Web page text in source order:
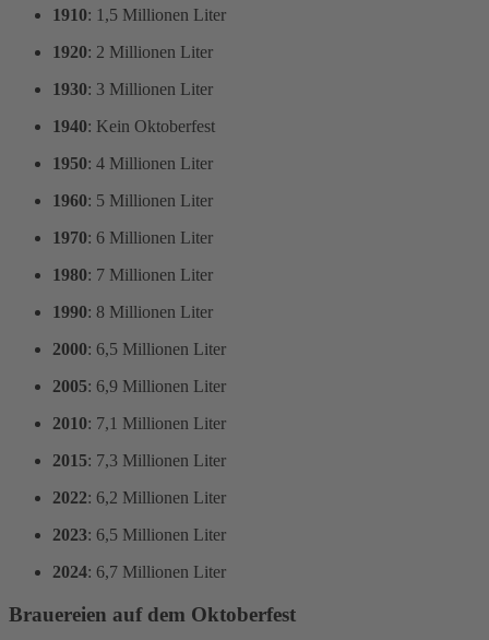
1910: 1,5 Millionen Liter
1920: 2 Millionen Liter
1930: 3 Millionen Liter
1940: Kein Oktoberfest
1950: 4 Millionen Liter
1960: 5 Millionen Liter
1970: 6 Millionen Liter
1980: 7 Millionen Liter
1990: 8 Millionen Liter
2000: 6,5 Millionen Liter
2005: 6,9 Millionen Liter
2010: 7,1 Millionen Liter
2015: 7,3 Millionen Liter
2022: 6,2 Millionen Liter
2023: 6,5 Millionen Liter
2024: 6,7 Millionen Liter
Brauereien auf dem Oktoberfest